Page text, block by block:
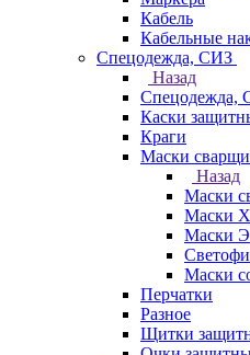
Кабель
Кабельные
Спецодежда, СИЗ
Назад
Спецодежда,
Каски
Краги
Маски
Назад
Маски
Маски
Маски
Маски
Перчатки
Разное
Щитки